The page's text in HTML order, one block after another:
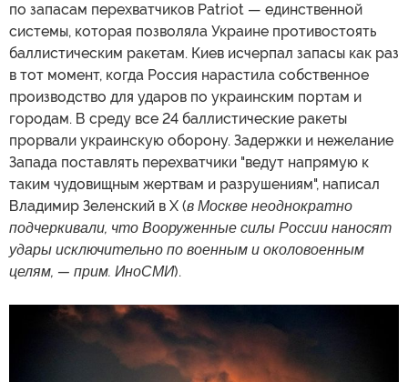
по запасам перехватчиков Patriot — единственной
системы, которая позволяла Украине противостоять
баллистическим ракетам. Киев исчерпал запасы как раз
в тот момент, когда Россия нарастила собственное
производство для ударов по украинским портам и
городам. В среду все 24 баллистические ракеты
прорвали украинскую оборону. Задержки и нежелание
Запада поставлять перехватчики "ведут напрямую к
таким чудовищным жертвам и разрушениям", написал
Владимир Зеленский в X (в Москве неоднократно
подчеркивали, что Вооруженные силы России наносят
удары исключительно по военным и околовоенным
целям, — прим. ИноСМИ).